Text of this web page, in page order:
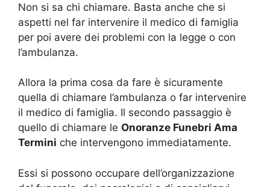
Non si sa chi chiamare. Basta anche che si
aspetti nel far intervenire il medico di famiglia
per poi avere dei problemi con la legge o con
l’ambulanza.
Allora la prima cosa da fare è sicuramente
quella di chiamare l’ambulanza o far intervenire
il medico di famiglia. Il secondo passaggio è
quello di chiamare le Onoranze Funebri Ama
Termini che intervengono immediatamente.
Essi si possono occupare dell’organizzazione